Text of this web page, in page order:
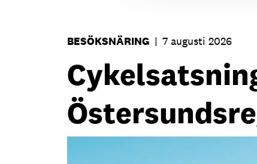
BESÖKSNÄRING | 7 augusti 2026